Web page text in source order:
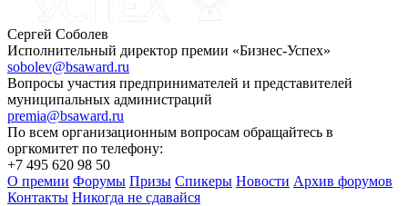
Сергей Соболев
Исполнительный директор премии «Бизнес-Успех»
sobolev@bsaward.ru
Вопросы участия предпринимателей и представителей
муниципальных администраций
premia@bsaward.ru
По всем организационным вопросам обращайтесь в
оргкомитет по телефону:
+7 495 620 98 50
О премии Форумы Призы Спикеры Новости Архив форумов
Контакты Никогда не сдавайся